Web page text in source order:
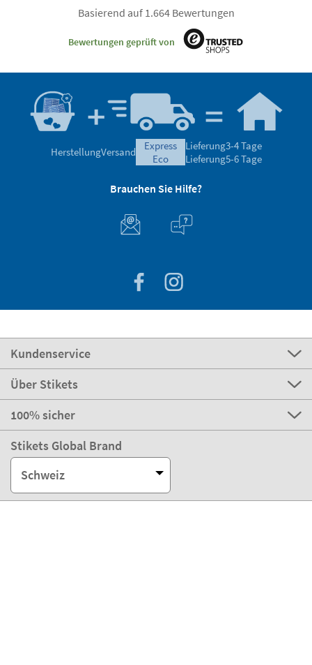
Basierend auf 1.664 Bewertungen
Bewertungen geprüft von
HerstellungVersand
express
eco
Lieferung3-4 Tage
Lieferung5-6 Tage
Brauchen Sie Hilfe?
Kundenservice
Über Stikets
100% sicher
Stikets Global Brand
Schweiz